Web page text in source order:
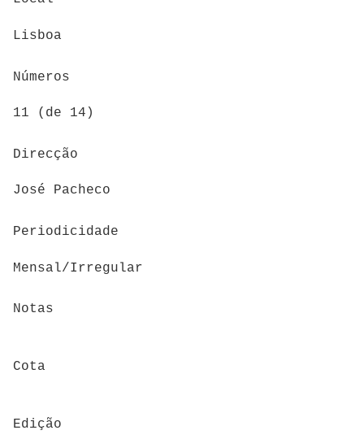
Lisboa
Números
11 (de 14)
Direcção
José Pacheco
Periodicidade
Mensal/Irregular
Notas
Cota
Edição